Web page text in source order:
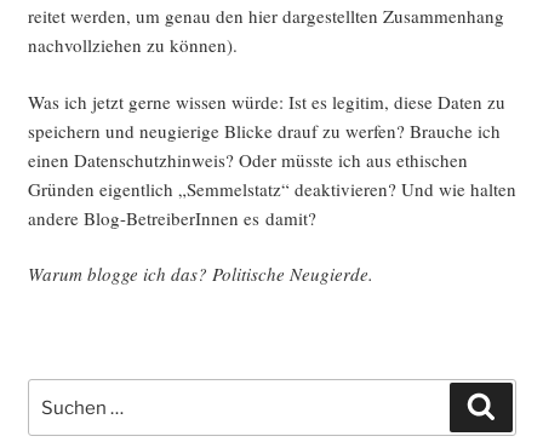
rei­tet wer­den, um genau den hier dar­ge­stell­ten Zusam­men­hang
nach­voll­zie­hen zu können).
Was ich jetzt ger­ne wis­sen wür­de: Ist es legi­tim, die­se Daten zu
spei­chern und neu­gie­ri­ge Bli­cke drauf zu wer­fen? Brau­che ich
einen Daten­schutz­hin­weis? Oder müss­te ich aus ethi­schen
Grün­den eigent­lich „Sem­mel­statz“ deak­ti­vie­ren? Und wie hal­ten
ande­re Blog-Betrei­be­rIn­nen es damit?
War­um blog­ge ich das? Poli­ti­sche Neugierde.
nach: